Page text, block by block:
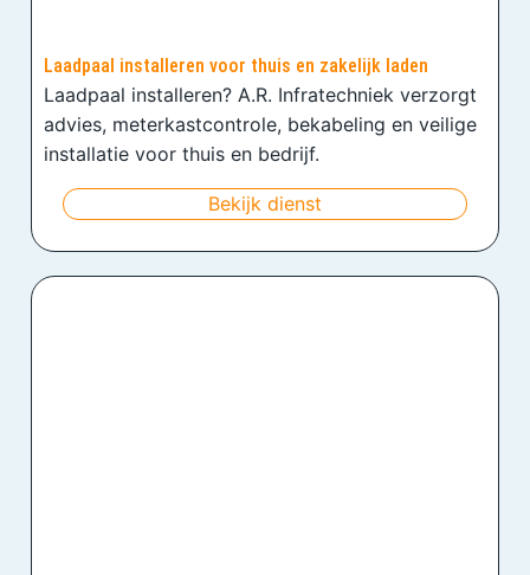
Laadpaal installeren voor thuis en zakelijk laden
Laadpaal installeren? A.R. Infratechniek verzorgt
advies, meterkastcontrole, bekabeling en veilige
installatie voor thuis en bedrijf.
Bekijk dienst